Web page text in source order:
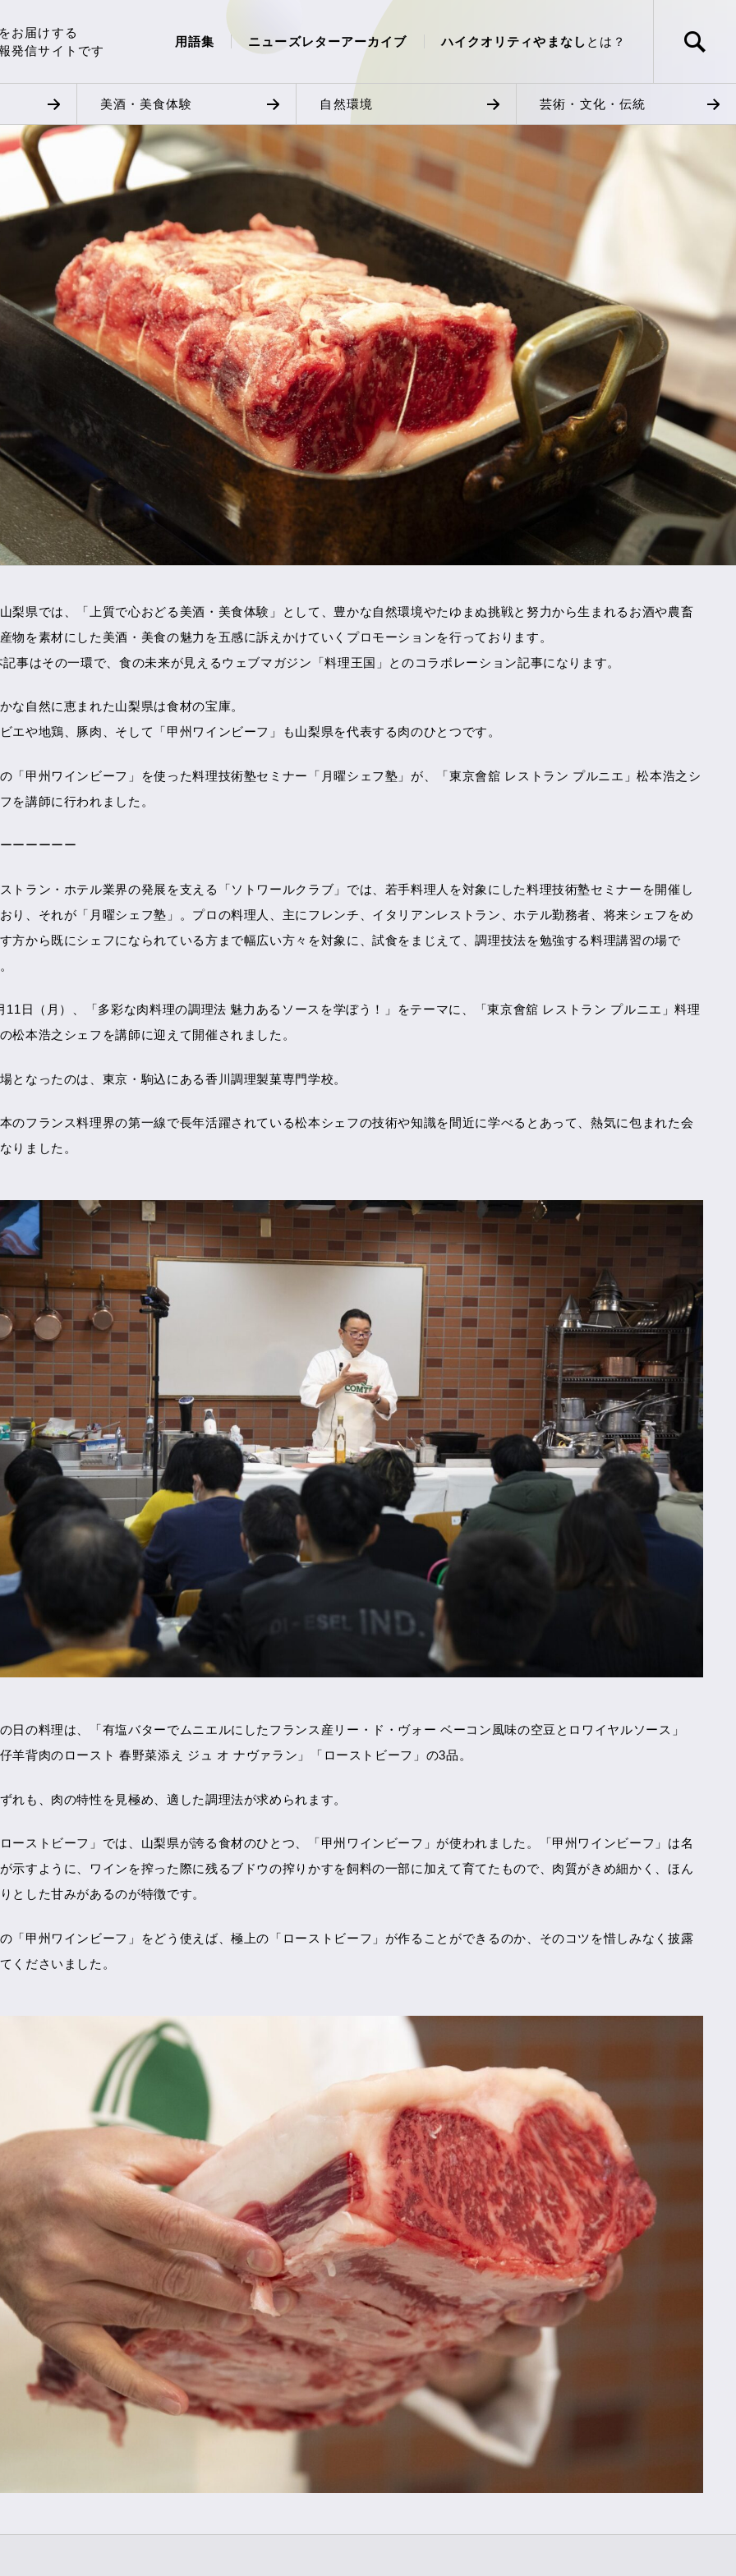
お届けする
発信サイトです
用語集 ニューズレターアーカイブ ハイクオリティやまなし とは？
美酒・美食体験 自然環境 芸術・文化・伝統
梨県では、「上質で心おどる美酒・美食体験」として、豊かな自然環境やたゆまぬ挑戦と努力から生まれるお酒や農畜
物を素材にした美酒・美食の魅力を五感に訴えかけていくプロモーションを行っております。
事はその一環で、食の未来が見えるウェブマガジン「料理王国」とのコラボレーション記事になります。
な自然に恵まれた山梨県は食材の宝庫。
エや地鶏、豚肉、そして「甲州ワインビーフ」も山梨県を代表する肉のひとつです。
「甲州ワインビーフ」を使った料理技術塾セミナー「月曜シェフ塾」が、「東京會舘 レストラン プルニエ」松本浩之シ
を講師に行われました。
ーーーーー
トラン・ホテル業界の発展を支える「ソトワールクラブ」では、若手料理人を対象にした料理技術塾セミナーを開催し
り、それが「月曜シェフ塾」。プロの料理人、主にフレンチ、イタリアンレストラン、ホテル勤務者、将来シェフをめ
方から既にシェフになられている方まで幅広い方々を対象に、試食をまじえて、調理技法を勉強する料理講習の場で
11日（月）、「多彩な肉料理の調理法 魅力あるソースを学ぼう！」をテーマに、「東京會舘 レストラン プルニエ」料理
松本浩之シェフを講師に迎えて開催されました。
となったのは、東京・駒込にある香川調理製菓専門学校。
のフランス料理界の第一線で長年活躍されている松本シェフの技術や知識を間近に学べるとあって、熱気に包まれた会
りました。
日の料理は、「有塩バターでムニエルにしたフランス産リー・ド・ヴォー ベーコン風味の空豆とロワイヤルソース」
羊背肉のロースト 春野菜添え ジュ オ ナヴァラン」「ローストビーフ」の3品。
れも、肉の特性を見極め、適した調理法が求められます。
ーストビーフ」では、山梨県が誇る食材のひとつ、「甲州ワインビーフ」が使われました。「甲州ワインビーフ」は名
示すように、ワインを搾った際に残るブドウの搾りかすを飼料の一部に加えて育てたもので、肉質がきめ細かく、ほん
とした甘みがあるのが特徴です。
「甲州ワインビーフ」をどう使えば、極上の「ローストビーフ」が作ることができるのか、そのコツを惜しみなく披露
くださいました。